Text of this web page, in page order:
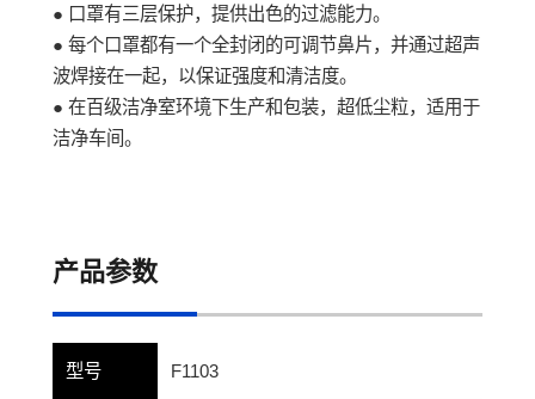
● 口罩有三层保护，提供出色的过滤能力。
● 每个口罩都有一个全封闭的可调节鼻片，并通过超声
波焊接在一起，以保证强度和清洁度。
● 在百级洁净室环境下生产和包装，超低尘粒，适用于
洁净车间。
产品参数
型号 F1103